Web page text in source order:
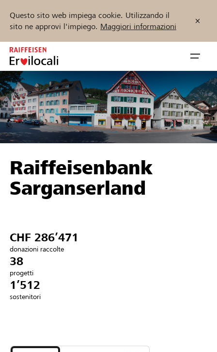
Questo sito web impiega cookie. Utilizzando il
sito ne approvi l'impiego. Maggiori informazioni
Zum
Inhalt
springen
öffnen
Sostenere
Aiuto & supporto
Collegarsi
Trova progetti e organizzazioni
Inizia ora
DE FR IT
Raiffeisenbank
Sarganserland
CHF 286’471
donazioni raccolte
38
progetti
1’512
sostenitori
i